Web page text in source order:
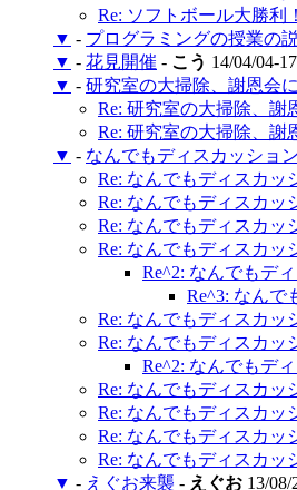
Re: ソフトボール大勝利！
▼ - プログラミングの授業の
▼ - 花見開催 - こう 14/04/04-
▼ - 研究室の大掃除、謝恩会
Re: 研究室の大掃除、謝
Re: 研究室の大掃除、謝
▼ - なんでもディスカッション
Re: なんでもディスカッ
Re: なんでもディスカッ
Re: なんでもディスカッ
Re: なんでもディスカッ
Re^2: なんでもデ
Re^3: なんで
Re: なんでもディスカッ
Re: なんでもディスカッ
Re^2: なんでもデ
Re: なんでもディスカッ
Re: なんでもディスカッ
Re: なんでもディスカッ
Re: なんでもディスカッ
▼ - えぐお来襲 - えぐお 13/08/